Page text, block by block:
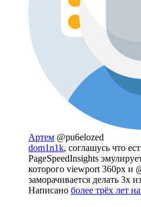
Артем @pu6elozed
dom1n1k, соглашусь что
PageSpeedInsights
которого viewport 360px и
заморачивается делать 3x
Написано более трёх лет